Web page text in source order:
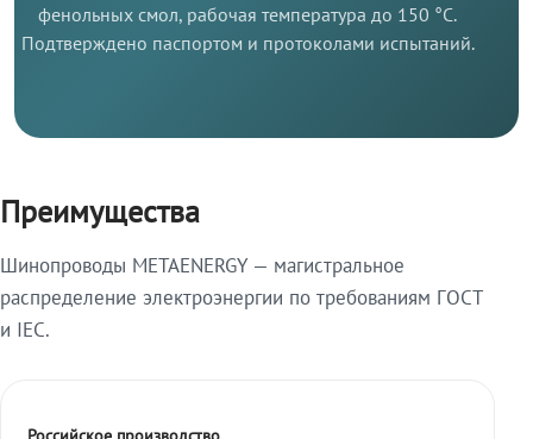
фенольных смол, рабочая температура до 150 °C.
Подтверждено паспортом и протоколами испытаний.
Преимущества
Шинопроводы METAENERGY — магистральное
распределение электроэнергии по требованиям ГОСТ
и IEC.